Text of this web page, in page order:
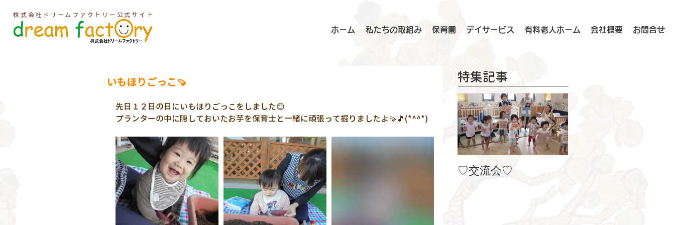
株式会社ドリームファクトリー公式サイト
ホーム 私たちの取組み 保育園 デイサービス 有料老人ホーム 会社概要 お問合せ
いもほりごっこ🍠
先日１２日の日にいもほりごっこをしました😊
プランターの中に隠しておいたお芋を保育士と一緒に頑張って掘りましたよ🍠🎵(*^^*)
特集記事
♡交流会♡